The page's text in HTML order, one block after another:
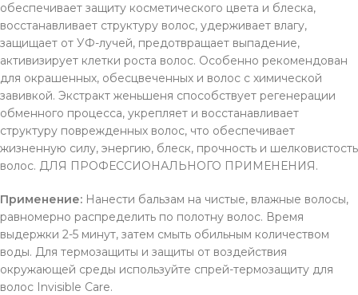
обеспечивает защиту косметического цвета и блеска,
восстанавливает структуру волос, удерживает влагу,
защищает от УФ-лучей, предотвращает выпадение,
активизирует клетки роста волос. Особенно рекомендован
для окрашенных, обесцвеченных и волос с химической
завивкой. Экстракт женьшеня способствует регенерации
обменного процесса, укрепляет и восстанавливает
структуру поврежденных волос, что обеспечивает
жизненную силу, энергию, блеск, прочность и шелковистость
волос. ДЛЯ ПРОФЕССИОНАЛЬНОГО ПРИМЕНЕНИЯ.
Применение: Нанести бальзам на чистые, влажные волосы,
равномерно распределить по полотну волос. Время
выдержки 2-5 минут, затем смыть обильным количеством
воды. Для термозащиты и защиты от воздействия
окружающей среды используйте спрей-термозащиту для
волос Invisible Care.